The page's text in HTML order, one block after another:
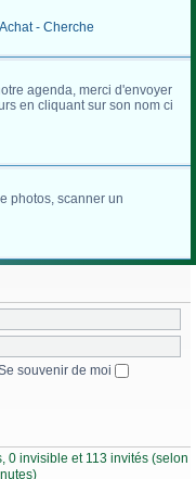
Achat - Cherche
agenda, merci d'envoyer
en cliquant sur son nom ci
photos, scanner un
souvenir de moi
0 invisible et 113 invités (selon